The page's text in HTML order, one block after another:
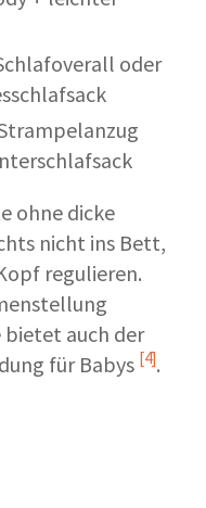
oder
ohne dicke
nicht ins Bett,
regulieren.
bietet auch der
für Babys [4].